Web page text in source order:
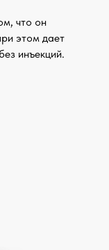
что он
этом дает
инъекций.